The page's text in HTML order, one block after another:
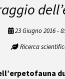
23 Giugno 2016 -
Ricerca